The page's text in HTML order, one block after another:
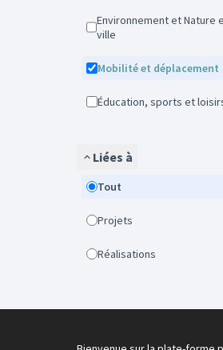
Environnement et Nature en
ville
Mobilité et déplacement
Éducation, sports et
Liées à
Tout
Projets
Réalisations